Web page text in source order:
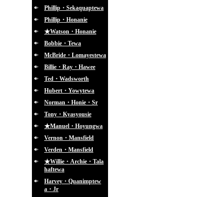
Phillip・Sekaquaptewa
Phillip・Honanie
★Watson・Honanie
Bobbie・Tewa
McBride・Lomayestewa
Billie・Ray・Hawee
Ted・Wadsworth
Hubert・Yowytewa
Norman・Honie・Sr
Tony・Kyasyousie
★Manuel・Hoyungwa
Vernon・Mansfield
Verden・Mansfield
★Willie・Archie・Tala
haftewa
Harvey・Quanimptew
a・Jr